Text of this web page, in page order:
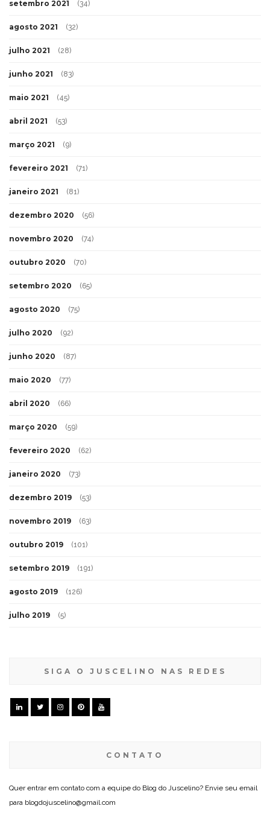
setembro 2021 (34)
agosto 2021 (32)
julho 2021 (28)
junho 2021 (83)
maio 2021 (45)
abril 2021 (53)
março 2021 (9)
fevereiro 2021 (71)
janeiro 2021 (81)
dezembro 2020 (56)
novembro 2020 (74)
outubro 2020 (70)
setembro 2020 (65)
agosto 2020 (75)
julho 2020 (92)
junho 2020 (87)
maio 2020 (77)
abril 2020 (66)
março 2020 (59)
fevereiro 2020 (62)
janeiro 2020 (73)
dezembro 2019 (53)
novembro 2019 (63)
outubro 2019 (101)
setembro 2019 (191)
agosto 2019 (126)
julho 2019 (5)
SIGA O JUSCELINO NAS REDES
CONTATO
Quer entrar em contato com a equipe do Blog do Juscelino? Envie seu email
para blogdojuscelino@gmail.com